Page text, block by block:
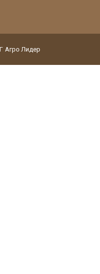
Агро Лидер